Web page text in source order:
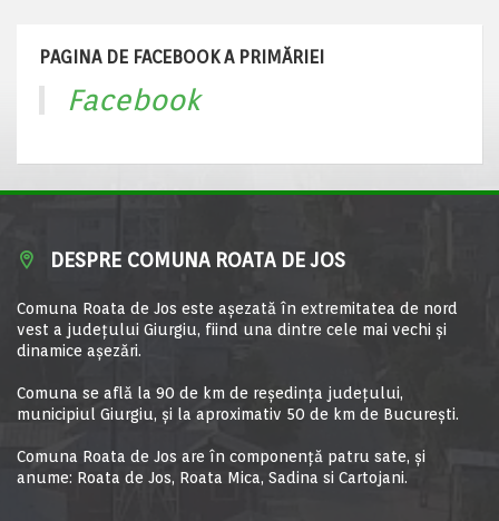
PAGINA DE FACEBOOK A PRIMĂRIEI
Facebook
DESPRE COMUNA ROATA DE JOS
Comuna Roata de Jos este aşezată în extremitatea de nord
vest a judeţului Giurgiu, fiind una dintre cele mai vechi şi
dinamice aşezări.
Comuna se află la 90 de km de reşedinţa judeţului,
municipiul Giurgiu, şi la aproximativ 50 de km de Bucureşti.
Comuna Roata de Jos are în componență patru sate, și
anume: Roata de Jos, Roata Mica, Sadina si Cartojani.